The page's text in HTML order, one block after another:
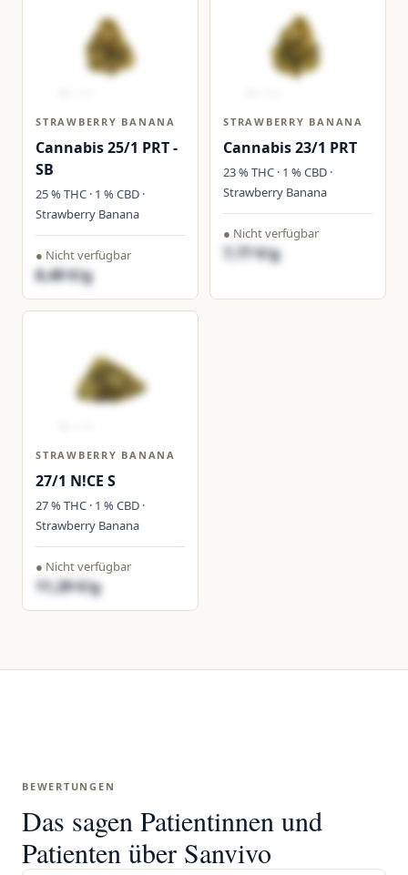
STRAWBERRY BANANA
Cannabis 25/1 PRT -
SB
25 % THC · 1 % CBD ·
Strawberry Banana
● Nicht verfügbar
8,49 €/g
STRAWBERRY BANANA
Cannabis 23/1 PRT
23 % THC · 1 % CBD ·
Strawberry Banana
● Nicht verfügbar
7,77 €/g
STRAWBERRY BANANA
27/1 N!CE S
27 % THC · 1 % CBD ·
Strawberry Banana
● Nicht verfügbar
11,29 €/g
BEWERTUNGEN
Das sagen Patientinnen und
Patienten über Sanvivo